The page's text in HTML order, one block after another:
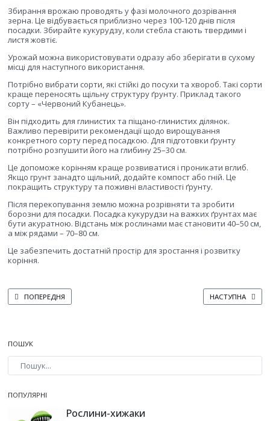
Збирання врожаю проводять у фазі молочного дозрівання
зерна. Це відбувається приблизно через 100-120 днів після
посадки. Збирайте кукурудзу, коли стебла стають твердими і
листя жовтіє.
Урожай можна використовувати одразу або зберігати в сухому
місці для наступного використання.
Потрібно вибрати сорти, які стійкі до посухи та хвороб. Такі сорти
краще переносять щільну структуру ґрунту. Приклад такого
сорту – «Червоний Кубанець».
Він підходить для глинистих та піщано-глинистих ділянок.
Важливо перевірити рекомендації щодо вирощування
конкретного сорту перед посадкою. Для підготовки ґрунту
потрібно розпушити його на глибину 25–30 см.
Це допоможе корінням краще розвиватися і проникати вглиб.
Якщо грунт занадто щільний, додайте компост або гній. Це
покращить структуру та поживні властивості ґрунту.
Після перекопування землю можна розрівняти та зробити
борозни для посадки. Посадка кукурудзи на важких ґрунтах має
бути акуратною. Відстань між рослинами має становити 40–50 см,
а між рядами – 70–80 см.
Це забезпечить достатній простір для зростання і розвитку
коріння.
ПОПЕРЕДНЯ СТАТТЯ: ЧИ МОЖНА ВИРОСТИТИ КУКУРУДЗУ БЕЗ
ПОПЕРЕДНЯ НАСТУПНА
НАСТУПНА
ПОШУК
ПОПУЛЯРНІ
Рослини-хижаки